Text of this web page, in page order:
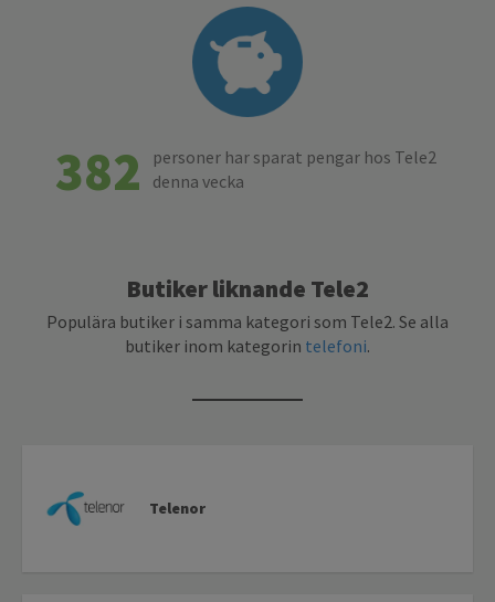
382
personer har sparat pengar hos Tele2
denna vecka
Butiker liknande Tele2
Populära butiker i samma kategori som Tele2. Se alla
butiker inom kategorin telefoni.
Telenor